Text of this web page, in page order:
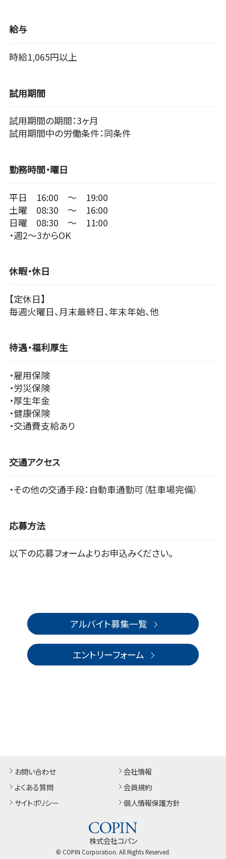
給与
時給1,065円以上
試用期間
試用期間の期間：3ヶ月
試用期間中の労働条件：同条件
勤務時間・曜日
平日 16:00 ～ 19:00
土曜 08:30 ～ 16:00
日曜 08:30 ～ 11:00
・週2～3からOK
休暇・休日
【定休日】
毎週火曜日、月末最終日、年末年始、他
待遇・福利厚生
・雇用保険
・労災保険
・厚生年金
・健康保険
・交通費支給あり
交通アクセス
・その他の交通手段：自動車通勤可（駐車場完備）
応募方法
以下の応募フォームよりお申込みください。
アルバイト募集一覧
エントリーフォーム
お問い合わせ
よくある質問
サイトポリシー
会社情報
会員規約
個人情報保護方針
株式会社コパン
© COPIN Corporation. All Rights Reserved.